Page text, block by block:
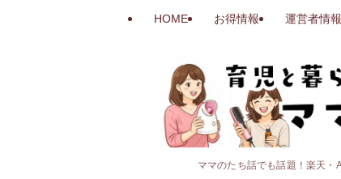
ママのたち話でも話題！楽天
HOME お得情報 運営者情報